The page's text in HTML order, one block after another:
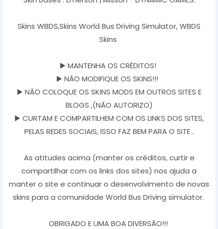
Skins WBDS,Skins World Bus Driving Simulator, WBDS
Skins
▶️ MANTENHA OS CRÉDITOS!
▶️ NÃO MODIFIQUE OS SKINS!!!
▶️ NÃO COLOQUE OS SKINS MODS EM OUTROS SITES E
BLOGS ,(NÃO AUTORIZO)
▶️ CURTAM E COMPARTILHEM COM OS LINKS DOS SITES,
PELAS REDES SOCIAIS, ISSO FAZ BEM PARA O SITE .
As atitudes acima (manter os créditos, curtir e
compartilhar com os links dos sites) nos ajuda a
manter o site e continuar o desenvolvimento de novas
skins para a comunidade World Bus Driving simulator.
OBRIGADO E UMA BOA DIVERSÃO!!!